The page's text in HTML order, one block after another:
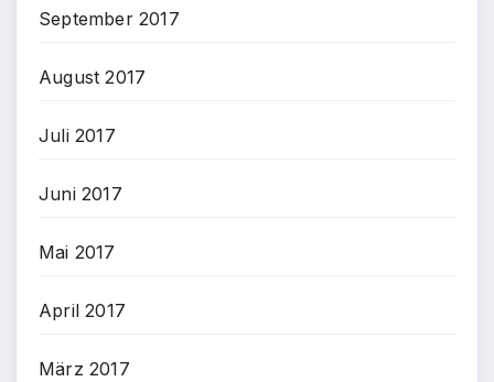
September 2017
August 2017
Juli 2017
Juni 2017
Mai 2017
April 2017
März 2017